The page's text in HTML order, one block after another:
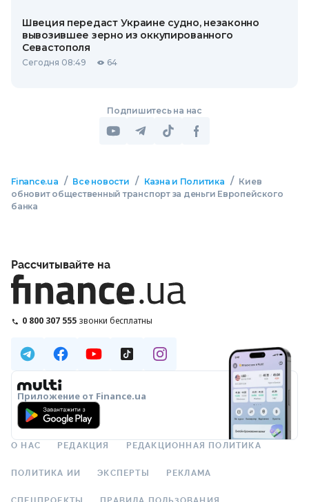
Швеция передаст Украине судно, незаконно
вывозившее зерно из оккупированного
Севастополя
Сегодня 08:49 64
Подпишитесь на нас
Finance.ua / Все новости / Казна и Политика / Киев
обновит общественный транспорт за деньги Европейского
банка
Рассчитывайте на
0 800 307 555 звонки бесплатны
Приложение от Finance.ua
О НАС РЕДАКЦИЯ РЕДАКЦИОННАЯ ПОЛИТИКА
ПОЛИТИКА ИИ ЭКСПЕРТЫ РЕКЛАМА